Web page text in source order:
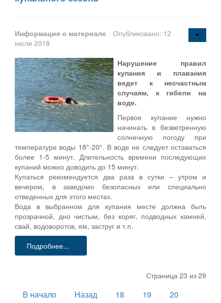
Информация о материале
Опубликовано: 12
июля 2018
Нарушение правил
купания и плавания
ведет к несчастным
случаям, к гибели на
воде.
Первое купание нужно
начинать в безветренную
солнечную погоду при
температуре воды 18°-20°. В воде не следует оставаться
более 1-5 минут. Длительность времени последующих
купаний можно доводить до 15 минут.
Купаться рекомендуется два раза в сутки – утром и
вечером, в заведомо безопасных или специально
отведенных для этого местах.
Вода в выбранном для купания месте должна быть
прозрачной, дно чистым, без коряг, подводных камней,
свай, водоворотов, ям, заструг и т.п.
Подробнее...
Страница 23 из 29
В начало Назад 18 19
20